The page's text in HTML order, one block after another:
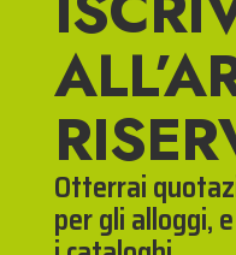
Otterrai
per gli alloggi,